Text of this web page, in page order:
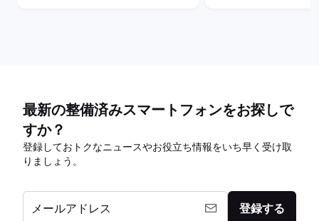
最新の整備済みスマートフォンをお探しで
すか？
登録しておトクなニュースやお役立ち情報をいち早く受け取
りましょう。
メールアドレス 登録する